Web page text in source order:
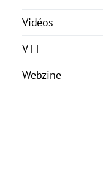
Vidéos
VTT
Webzine